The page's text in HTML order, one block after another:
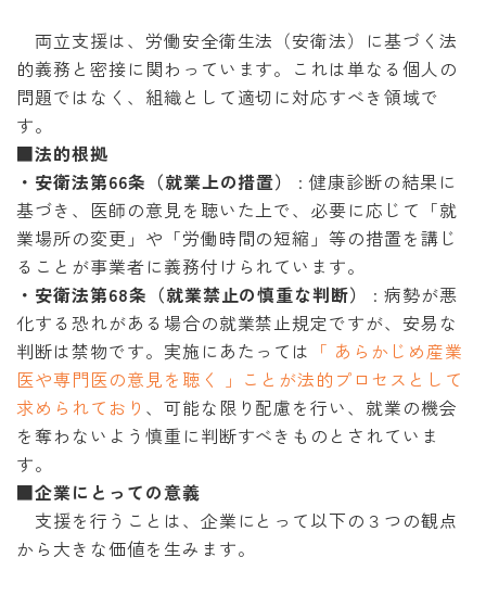
両立支援は、労働安全衛生法（安衛法）に基づく法
的義務と密接に関わっています。これは単なる個人の
問題ではなく、組織として適切に対応すべき領域で
す。
■法的根拠
・安衛法第66条（就業上の措置） : 健康診断の結果に
基づき、医師の意見を聴いた上で、必要に応じて「就
業場所の変更」や「労働時間の短縮」等の措置を講じ
ることが事業者に義務付けられています。
・安衛法第68条（就業禁止の慎重な判断）
: 病勢が悪
化する恐れがある場合の就業禁止規定ですが、安易な
判断は禁物です。実施にあたっては 「 あらかじめ産業
医や専門医の意見を聴く 」ことが法的プロセスとして
求められており 、可能な限り配慮を行い、就業の機会
を奪わないよう慎重に判断すべきものとされていま
す。
■企業にとっての意義
支援を行うことは、企業にとって以下の３つの観点
から大きな価値を生みます。